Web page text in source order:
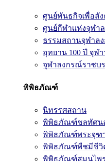
ศูนย์พันธกิจเพื่อสั
ศูนย์กีฬาแห่งจุฬา
ธรรมสถานจุฬาล
อุทยาน 100 ปี จุฬา
จุฬาลงกรณ์ราชบ
พิพิธภัณฑ์
นิทรรศสถาน
พิพิธภัณฑ์ชลทัศน
พิพิธภัณฑ์พระจุฑ
พิพิธภัณฑ์พืชมีชีวิ
พิพิธภัณฑ์สมุนไพ